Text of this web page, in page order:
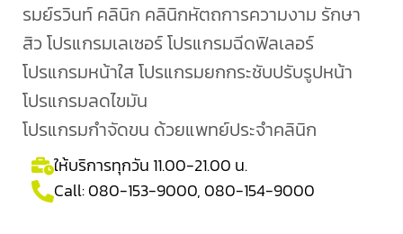
รมย์รวินท์ คลินิก คลินิกหัตถการความงาม รักษา
สิว โปรแกรมเลเซอร์ โปรแกรมฉีดฟิลเลอร์
โปรแกรมหน้าใส โปรแกรมยกกระชับปรับรูปหน้า
โปรแกรมลดไขมัน
โปรแกรมกำจัดขน ด้วยแพทย์ประจำคลินิก
ให้บริการทุกวัน 11.00-21.00 น.
Call:080-153-9000, 080-154-9000